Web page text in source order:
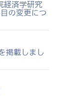
経済学研究
の変更につ
掲載しまし